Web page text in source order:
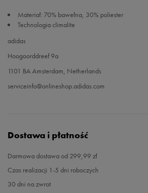
Materiał: 70% bawełna, 30% poliester
Technologia climalite
adidas
Hoogoorddreef 9a
1101 BA Amsterdam, Netherlands
serviceinfo@onlineshop.adidas.com
Dostawa i płatność
Darmowa dostawa od 299,99 zł
Czas realizacji 1-5 dni roboczych
30 dni na zwrot